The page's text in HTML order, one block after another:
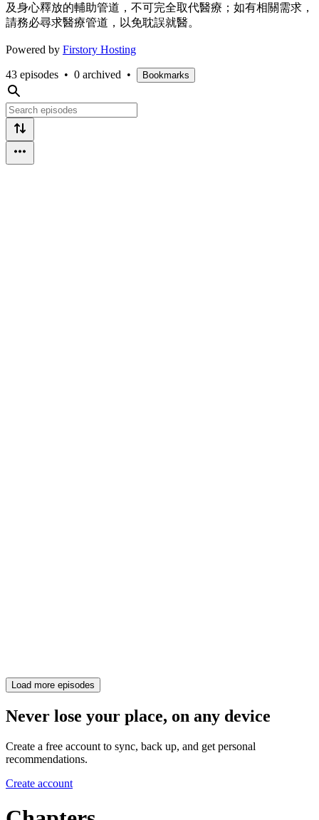
及身心釋放的輔助管道，不可完全取代醫療；如有相關需求，
請務必尋求醫療管道，以免耽誤就醫。
Powered by Firstory Hosting
43 episodes • 0 archived • Bookmarks
Load more episodes
Never lose your place, on any device
Create a free account to sync, back up, and get personal
recommendations.
Create account